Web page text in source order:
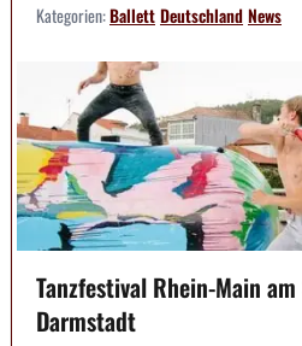
Kategorien:BallettDeutschlandNews
Tanzfestival Rhein-Main
Darmstadt